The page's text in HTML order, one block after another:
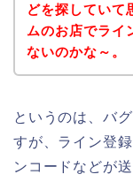
どを探していて
ムのお店でライ
ないのかな～。
というのは、バ
すが、ライン登
ンコードなどが